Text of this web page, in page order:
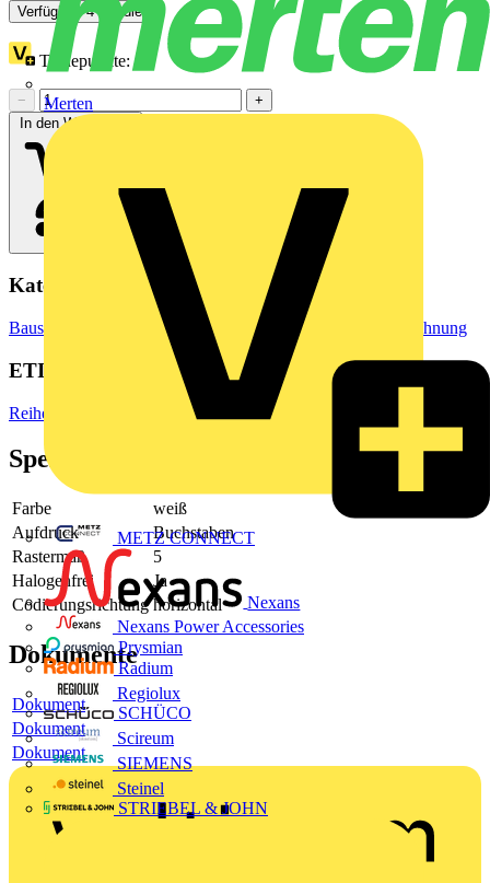
Merten
METZ CONNECT
Nexans
Nexans Power Accessories
Prysmian
Radium
Regiolux
SCHÜCO
Scireum
SIEMENS
Steinel
STRIEBEL & JOHN
Verfügbar: 4 Händler
Treuepunkte:4
−
+
In den Warenkorb
Kategorien
Baustoffe & VerbrauchsmaterialienMarkierung & Kennzeichnung
ETIM Group
Reihenklemmen
Spezifikationen
Farbe
weiß
Aufdruck
Buchstaben
Rastermaß
5
Halogenfrei
Ja
Codierungsrichtung horizontal
Dokumente
Dokument
Dokument
Dokument